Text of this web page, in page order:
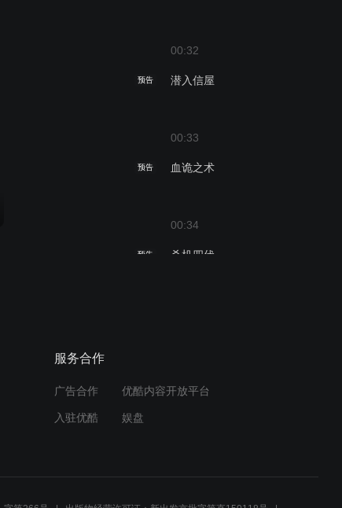
00:32
预告 潜入信屋
00:33
预告 血诡之术
00:34
预告 杀机四伏
00:33
服务合作
广告合作 优酷内容开放平台
入驻优酷 娱盘